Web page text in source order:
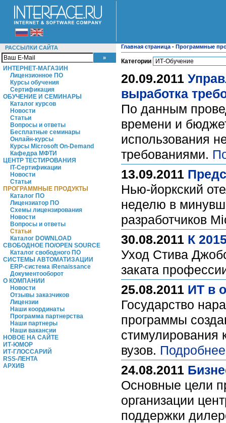
РАССЫЛКИ САЙТА
ИНТЕРНЕТ-МАГАЗИН
Лицензионное ПО
Курсы обучения
Сертификация
ОБУЧЕНИЕ И СЕМИНАРЫ
Каталог курсов
Новости
Статьи
Вопросы и ответы
Бесплатные семинары
Онлайн-курсы
Курсы Microsoft On-Demand
Кафедра МФТИ
ЦЕНТР ТЕСТИРОВАНИЯ
IT-Сертификации
Новости
Статьи
ПРОГРАММНЫЕ ПРОДУКТЫ
Каталог ПО
Лицензиатор ПО
Схемы лицензирования
Новости
Вопросы и ответы
Статьи
Каталог DOWNLOAD
СВОБОДНОЕ ПО/OPEN SOURCE
Каталог свободного ПО
СИСТЕМЫ АВТОМАТИЗАЦИИ
ERP-система iRenaissance
Документооборот
О КОМПАНИИ
Новости
Отзывы заказчиков
Лицензии
Наши координаты
Программа партнерства
Наши партнеры
Наши вакансии
НОВОЕ НА САЙТЕ
ИТ-ЮМОР
ИТ-ГЛОССАРИЙ
RSS-ЛЕНТА
АРХИВ
Главная страница - Программные
Категории
20.09.2011
выработка
По данным
времени и
использования
требованиями.
13.09.2011
Нью-йоркский
неделю в
разработчиков
30.08.2011 К
Уход Стива
заката
25.08.2011 ИТ в
Государство
программы
стимулирования
вузов.
24.08.2011
Основные цели
организации
поддержки